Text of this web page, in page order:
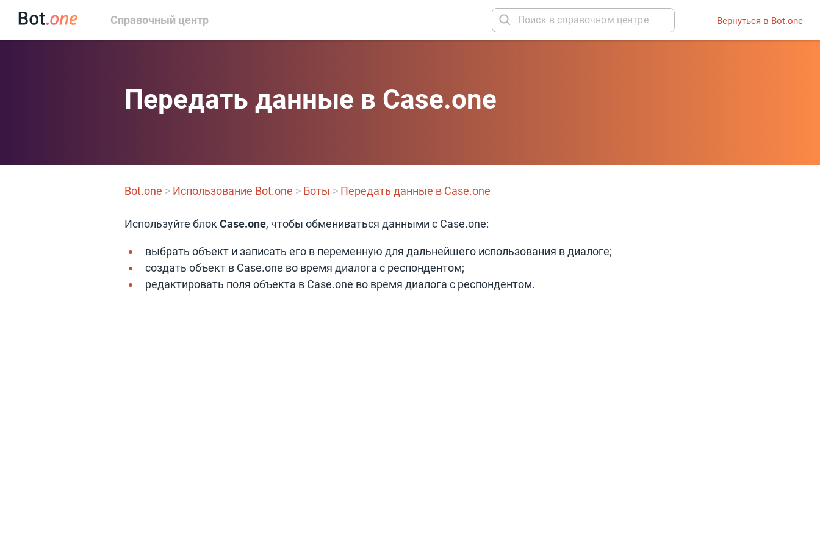
Справочный центр Вернуться в Bot.one
Передать данные в Case.one
Bot.one > Использование Bot.one > Боты > Передать данные в Case.one
Используйте блокCase.one, чтобы обмениваться данными с Case.one:
выбрать объект и записать его в переменную для дальнейшего использования в диалоге;
создать объект в Case.one во время диалога с респондентом;
редактировать поля объекта в Case.one во время диалога с респондентом.